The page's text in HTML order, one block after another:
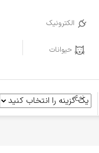
الکترونیک
حیوانات
نوع